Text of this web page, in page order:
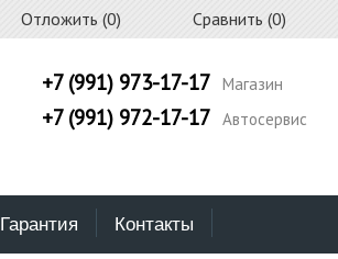
Отложить (0) Сравнить (0)
+7 (991) 973-17-17 Магазин
+7 (991) 972-17-17 Автосервис
Гарантия Контакты